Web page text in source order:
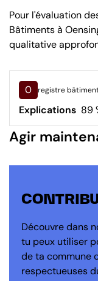
Pour l'évaluation
Bâtiments à
qualitative
0 registre
Explications 89
Agir
Découvre dans
tu peux utiliser
de ta commune
respectueuses